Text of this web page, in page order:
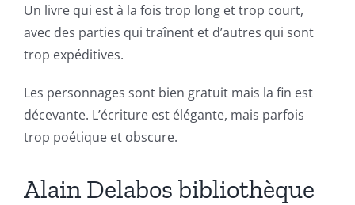
Un livre qui est à la fois trop long et trop court,
avec des parties qui traînent et d’autres qui sont
trop expéditives.
Les personnages sont bien gratuit mais la fin est
décevante. L’écriture est élégante, mais parfois
trop poétique et obscure.
Alain Delabos bibliothèque